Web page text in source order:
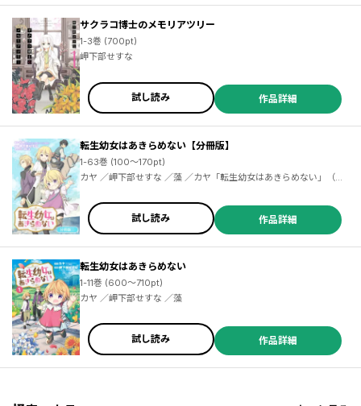
サクラコ博士のメモリアツリー
1-3巻 (700pt)
岬下部せすな
試し読み 作品詳細
転生幼女はあきらめない【分冊版】
1-63巻 (100～170pt)
カヤ ／岬下部せすな ／藻 ／カヤ「転生幼女はあきらめない」（一
二三書房刊）
試し読み 作品詳細
転生幼女はあきらめない
1-11巻 (600～710pt)
カヤ ／岬下部せすな ／藻
試し読み 作品詳細